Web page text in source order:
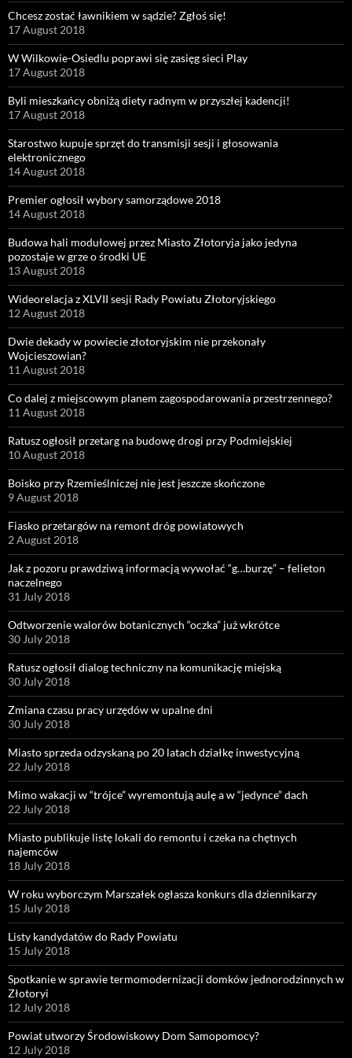
Chcesz zostać ławnikiem w sądzie? Zgłoś się!
17 August 2018
W Wilkowie-Osiedlu poprawi się zasięg sieci Play
17 August 2018
Byli mieszkańcy obniżą diety radnym w przyszłej kadencji!
17 August 2018
Starostwo kupuje sprzęt do transmisji sesji i głosowania
elektronicznego
14 August 2018
Premier ogłosił wybory samorządowe 2018
14 August 2018
Budowa hali modułowej przez Miasto Złotoryja jako jedyna
pozostaje w grze o środki UE
13 August 2018
Wideorelacja z XLVII sesji Rady Powiatu Złotoryjskiego
12 August 2018
Dwie dekady w powiecie złotoryjskim nie przekonały
Wojcieszowian?
11 August 2018
Co dalej z miejscowym planem zagospodarowania przestrzennego?
11 August 2018
Ratusz ogłosił przetarg na budowę drogi przy Podmiejskiej
10 August 2018
Boisko przy Rzemieślniczej nie jest jeszcze skończone
9 August 2018
Fiasko przetargów na remont dróg powiatowych
2 August 2018
Jak z pozoru prawdziwą informacją wywołać “g…burzę” – felieton
naczelnego
31 July 2018
Odtworzenie walorów botanicznych “oczka” już wkrótce
30 July 2018
Ratusz ogłosił dialog techniczny na komunikację miejską
30 July 2018
Zmiana czasu pracy urzędów w upalne dni
30 July 2018
Miasto sprzeda odzyskaną po 20 latach działkę inwestycyjną
22 July 2018
Mimo wakacji w “trójce” wyremontują aulę a w “jedynce” dach
22 July 2018
Miasto publikuje listę lokali do remontu i czeka na chętnych
najemców
18 July 2018
W roku wyborczym Marszałek ogłasza konkurs dla dziennikarzy
15 July 2018
Listy kandydatów do Rady Powiatu
15 July 2018
Spotkanie w sprawie termomodernizacji domków jednorodzinnych w
Złotoryi
12 July 2018
Powiat utworzy Środowiskowy Dom Samopomocy?
12 July 2018